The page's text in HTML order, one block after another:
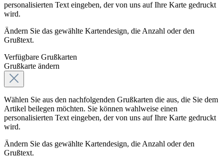
personalisierten Text eingeben, der von uns auf Ihre Karte gedruckt
wird.
Ändern Sie das gewählte Kartendesign, die Anzahl oder den
Grußtext.
Verfügbare Grußkarten
Grußkarte ändern
Wählen Sie aus den nachfolgenden Grußkarten die aus, die Sie dem
Artikel beilegen möchten. Sie können wahlweise einen
personalisierten Text eingeben, der von uns auf Ihre Karte gedruckt
wird.
Ändern Sie das gewählte Kartendesign, die Anzahl oder den
Grußtext.